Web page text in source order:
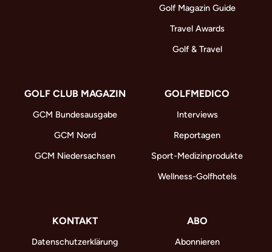
Golf Magazin Guide
Travel Awards
Golf & Travel
GOLF CLUB MAGAZIN
GCM Bundesausgabe
GCM Nord
GCM Niedersachsen
GOLFMEDICO
Interviews
Reportagen
Sport-Medizinprodukte
Wellness-Golfhotels
KONTAKT
Datenschutzerklärung
ABO
Abonnieren